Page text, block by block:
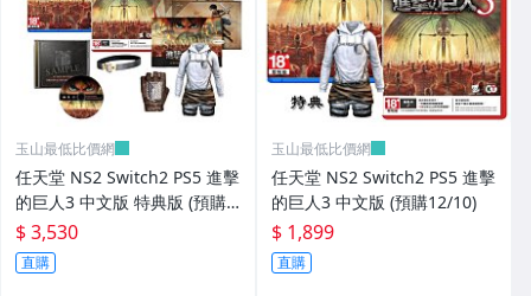
玉山最低比價網
任天堂 NS2 Switch2 PS5 進擊
的巨人3 中文版 特典版 (預購1
2/10)
$ 3,530
直購
玉山最低比價網
任天堂 NS2 Switch2 PS5 進擊
的巨人3 中文版 (預購12/10)
$ 1,899
直購